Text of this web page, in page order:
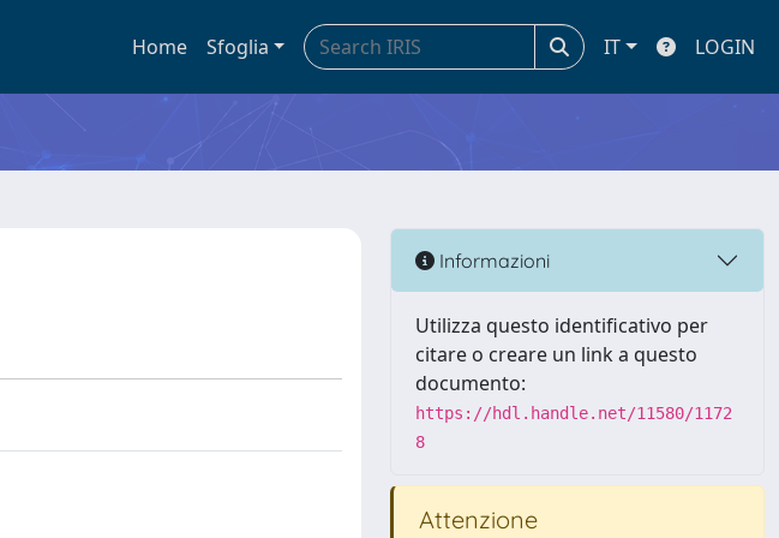
Home Sfoglia IT LOGIN
Informazioni
Utilizza questo identificativo per
citare o creare un link a questo
documento:
https://hdl.handle.net/11580/1172
8
Attenzione